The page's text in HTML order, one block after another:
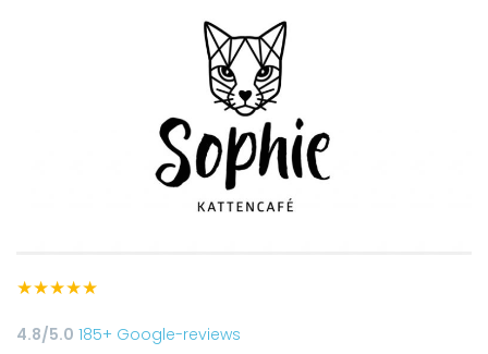
★★★★★
4.8/5.0 185+ Google-reviews